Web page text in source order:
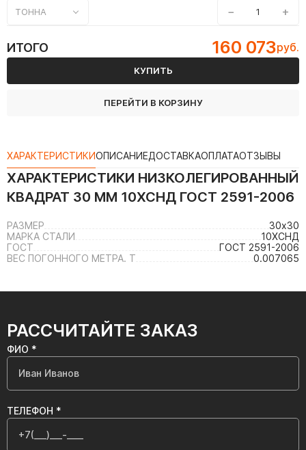
ТОННА − +
ИТОГО 160 073руб.
КУПИТЬ
ПЕРЕЙТИ В КОРЗИНУ
ХАРАКТЕРИСТИКИОПИСАНИЕДОСТАВКАОПЛАТАОТЗЫВЫ
ХАРАКТЕРИСТИКИ НИЗКОЛЕГИРОВАННЫЙ
КВАДРАТ 30 ММ 10ХСНД ГОСТ 2591-2006
РАЗМЕР
30х30
МАРКА СТАЛИ
10ХСНД
ГОСТ
ГОСТ 2591-2006
ВЕС ПОГОННОГО МЕТРА. Т
0.007065
РАССЧИТАЙТЕ ЗАКАЗ
ФИО *
ТЕЛЕФОН *